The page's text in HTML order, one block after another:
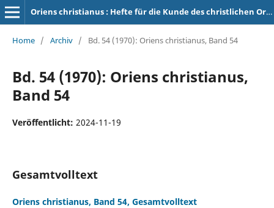
Oriens christianus : Hefte für die Kunde des christlichen Orients
Home / Archiv / Bd. 54 (1970): Oriens christianus, Band 54
Bd. 54 (1970): Oriens christianus,
Band 54
Veröffentlicht: 2024-11-19
Gesamtvolltext
Oriens christianus, Band 54, Gesamtvolltext